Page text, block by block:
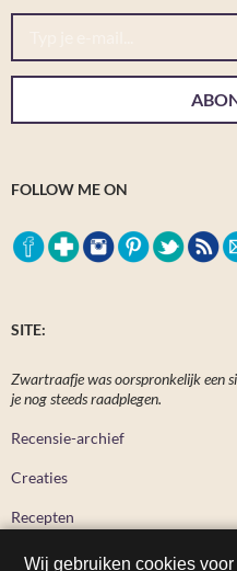
Typ je e-mail...
FOLLOW ME ON
SITE:
Zwartraafje was oorspronkelijk een
je nog steeds raadplegen.
Recensie-archief
Creaties
Recepten
Wij gebruiken cookies